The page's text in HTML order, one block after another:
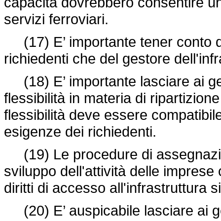
servizi ferroviari.
(17) E’ importante tener conto
richiedenti che del gestore
(18) E’ importante lasciare ai
flessibilità in materia di
flessibilità deve essere
esigenze dei richiedenti.
(19) Le procedure di
sviluppo dell'attività delle
diritti di accesso all'infrastruttura
(20) E’ auspicabile lasciare ai